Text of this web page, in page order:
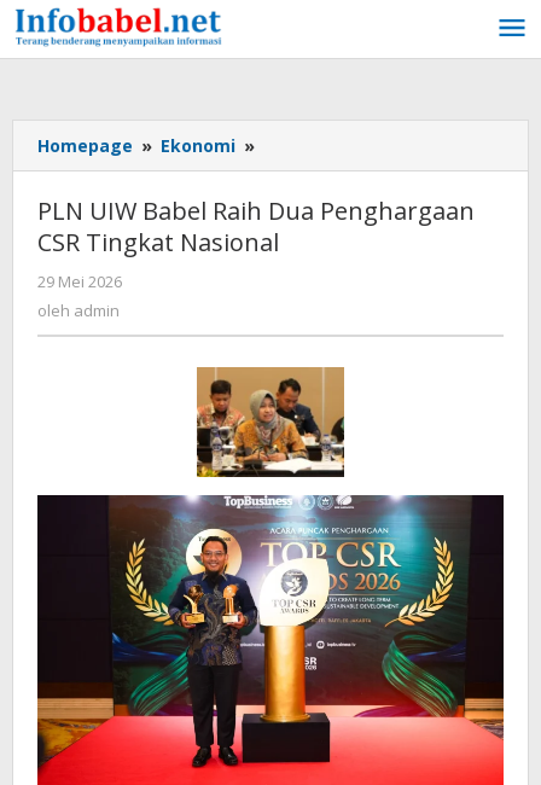
Lewati
ke
konten
Homepage » Ekonomi »
UIW
Raih
Dua
PLN UIW Babel Raih Dua Penghargaan
CSR Tingkat Nasional
29 Mei 2026
oleh admin